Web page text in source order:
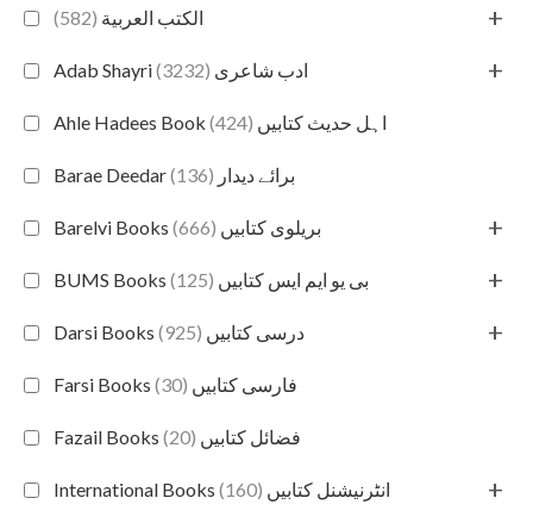
الكتب العربية (582) +
Adab Shayri ادب شاعری (3232) +
Ahle Hadees Book اہل حدیث کتابیں (424)
Barae Deedar برائے دیدار (136)
Barelvi Books بریلوی کتابیں (666) +
BUMS Books بی یو ایم ایس کتابیں (125) +
Darsi Books درسی کتابیں (925) +
Farsi Books فارسی کتابیں (30)
Fazail Books فضائل کتابیں (20)
International Books انٹرنیشنل کتابیں (160) +